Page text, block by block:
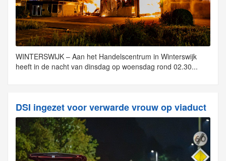
WINTERSWIJK – Aan het Handelscentrum in Winterswijk
heeft in de nacht van dinsdag op woensdag rond 02.30...
DSI ingezet voor verwarde vrouw op viaduct